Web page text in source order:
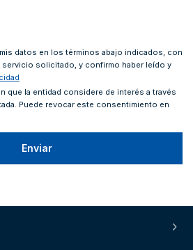
datos en los términos abajo indicados, con
servicio solicitado, y confirmo haber leído y
que la entidad considere de interés a través
Puede revocar este consentimiento en